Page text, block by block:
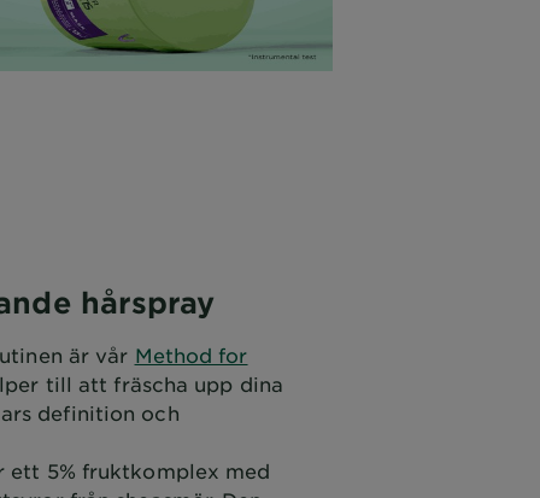
hårspray
är vår Method for
till att fräscha upp dina
definition och
ett 5% fruktkomplex med